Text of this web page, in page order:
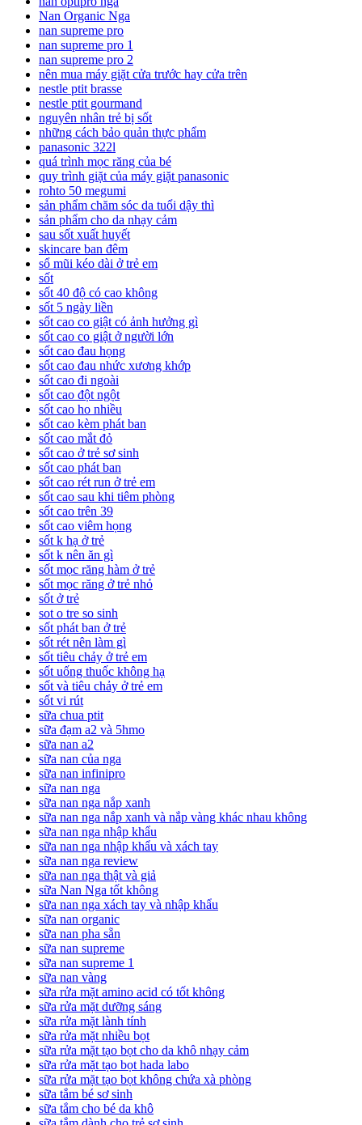
Nan Organic Nga
nan supreme pro
nan supreme pro 1
nan supreme pro 2
nên mua máy giặt cửa trước hay cửa trên
nestle ptit brasse
nestle ptit gourmand
nguyên nhân trẻ bị sốt
những cách bảo quản thực phẩm
panasonic 322l
quá trình mọc răng của bé
quy trình giặt của máy giặt panasonic
rohto 50 megumi
sản phẩm chăm sóc da tuổi dậy thì
sản phẩm cho da nhạy cảm
sau sốt xuất huyết
skincare ban đêm
sổ mũi kéo dài ở trẻ em
sốt
sốt 40 độ có cao không
sốt 5 ngày liền
sốt cao co giật có ảnh hưởng gì
sốt cao co giật ở người lớn
sốt cao đau họng
sốt cao đau nhức xương khớp
sốt cao đi ngoài
sốt cao đột ngột
sốt cao ho nhiều
sốt cao kèm phát ban
sốt cao mắt đỏ
sốt cao ở trẻ sơ sinh
sốt cao phát ban
sốt cao rét run ở trẻ em
sốt cao sau khi tiêm phòng
sốt cao trên 39
sốt cao viêm họng
sốt k hạ ở trẻ
sốt k nên ăn gì
sốt mọc răng hàm ở trẻ
sốt mọc răng ở trẻ nhỏ
sốt ở trẻ
sot o tre so sinh
sốt phát ban ở trẻ
sốt rét nên làm gì
sốt tiêu chảy ở trẻ em
sốt uống thuốc không hạ
sốt và tiêu chảy ở trẻ em
sốt vi rút
sữa chua ptit
sữa đạm a2 và 5hmo
sữa nan a2
sữa nan của nga
sữa nan infinipro
sữa nan nga
sữa nan nga nắp xanh
sữa nan nga nắp xanh và nắp vàng khác nhau không
sữa nan nga nhập khẩu
sữa nan nga nhập khẩu và xách tay
sữa nan nga review
sữa nan nga thật và giả
sữa Nan Nga tốt không
sữa nan nga xách tay và nhập khẩu
sữa nan organic
sữa nan pha sẵn
sữa nan supreme
sữa nan supreme 1
sữa nan vàng
sữa rửa mặt amino acid có tốt không
sữa rửa mặt dưỡng sáng
sữa rửa mặt lành tính
sữa rửa mặt nhiều bọt
sữa rửa mặt tạo bọt cho da khô nhạy cảm
sữa rửa mặt tạo bọt hada labo
sữa rửa mặt tạo bọt không chứa xà phòng
sữa tắm bé sơ sinh
sữa tắm cho bé da khô